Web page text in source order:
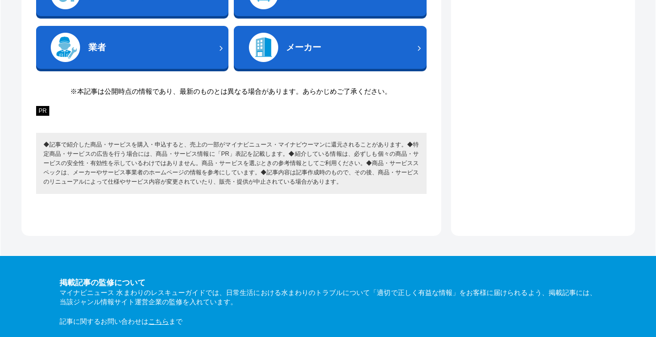
業者 メーカー
※本記事は公開時点の情報であり、最新のものとは異なる場合があります。あらかじめご了承ください。
PR
◆記事で紹介した商品・サービスを購入・申込すると、売上の一部がマイナビニュース・マイナビウーマンに還元されることがあります。◆特
定商品・サービスの広告を行う場合には、商品・サービス情報に「PR」表記を記載します。◆紹介している情報は、必ずしも個々の商品・サ
ービスの安全性・有効性を示しているわけではありません。商品・サービスを選ぶときの参考情報としてご利用ください。◆商品・サービスス
ペックは、メーカーやサービス事業者のホームページの情報を参考にしています。◆記事内容は記事作成時のもので、その後、商品・サービス
のリニューアルによって仕様やサービス内容が変更されていたり、販売・提供が中止されている場合があります。
掲載記事の監修について
マイナビニュース 水まわりのレスキューガイドでは、日常生活における水まわりのトラブルについて「適切で正しく有益な情報」をお客様に届けられるよう、掲載記事には、
当該ジャンル情報サイト運営企業の監修を入れています。
記事に関するお問い合わせはこちら まで